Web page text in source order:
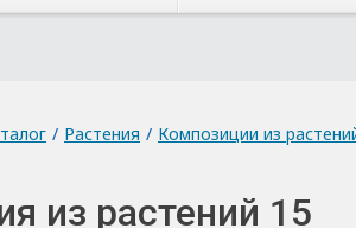
/ Растения / Композиции из
из растений 15